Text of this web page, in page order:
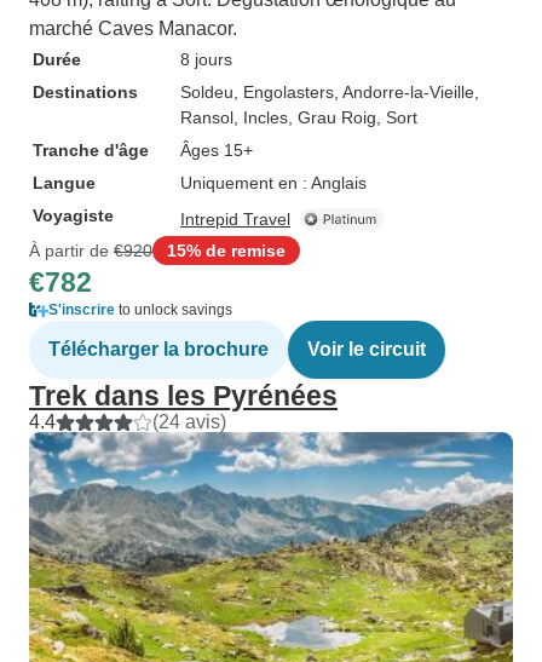
marché Caves Manacor.
Durée
8 jours
Destinations
Soldeu , Engolasters , Andorre-la-Vieille
Ransol , Incles , Grau Roig , Sort
Tranche d'âge
Âges 15+
Langue
Uniquement en : Anglais
Voyagiste
Intrepid Travel
À partir de €920 15% de remise
€782
S'inscrire to unlock savings
Télécharger la brochure Voir le circuit
Trek dans les Pyrénées
4.4 (24 avis)